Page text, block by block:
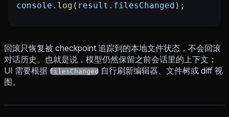
console . log ( result . filesChanged );
回滚只恢复被 checkpoint 追踪到的本地文件状态，不会回滚
对话历史。也就是说，模型仍然保留之前会话里的上下文；
UI 需要根据 filesChanged 自行刷新编辑器、文件树或 diff 视
图。